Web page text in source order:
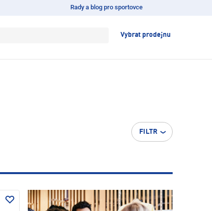
Rady a blog pro sportovce
Vybrat prodejnu
FILTR